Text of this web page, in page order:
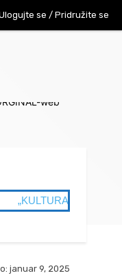
se / Pridružite se
„KULTURA NAM JE
januar 9, 2025